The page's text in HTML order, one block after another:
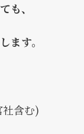
も、
ます。
含む)